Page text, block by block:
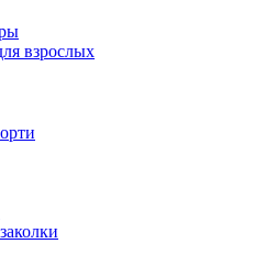
взрослых